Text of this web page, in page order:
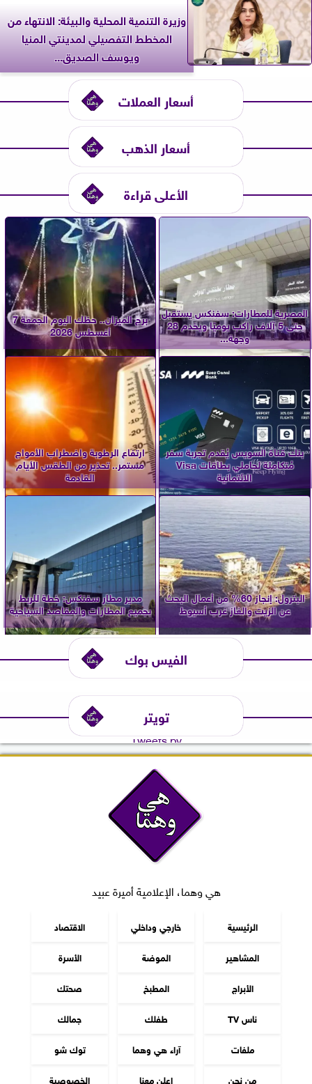
وزيرة التنمية المحلية والبيئة: الانتهاء من
المخطط التفصيلي لمدينتي المنيا
ويوسف الصديق...
أسعار العملات
أسعار الذهب
الأعلى قراءة
المصرية للمطارات: سفنكس يستقبل
حتى 5 آلاف راكب يوميًا ويخدم 28
وجهة...
برج الميزان.. حظك اليوم الجمعة 7
أغسطس 2026
بنك قناة السويس يُقدم تجربة سفر
مُتكاملة لحاملي بطاقات Visa
الائتمانية
ارتفاع الرطوبة واضطراب الأمواج
مستمر.. تحذير من الطقس الأيام
القادمة
البترول: إنجاز 60% من أعمال البحث
عن الزيت والغاز غرب أسيوط
مدير مطار سفنكس: خطة للربط
بجميع المطارات والمقاصد السياحية
الفيس بوك
تويتر
Tweets by
هي وهما، الإعلامية أميرة عبيد
الرئيسية خارجي وداخلي
الاقتصاد
المشاهير
الموضة
الأسرة
الأبراج
المطبخ
صحتك
ناس TV
طفلك
جمالك
ملفات
آراء هي وهما
توك شو
من نحن
اعلن معنا الخصوصية